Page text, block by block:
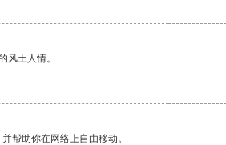
风土人情。
帮助你在网络上自由移动。